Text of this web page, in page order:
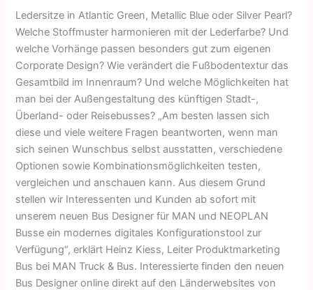
Ledersitze in Atlantic Green, Metallic Blue oder Silver Pearl?
Welche Stoffmuster harmonieren mit der Lederfarbe? Und
welche Vorhänge passen besonders gut zum eigenen
Corporate Design? Wie verändert die Fußbodentextur das
Gesamtbild im Innenraum? Und welche Möglichkeiten hat
man bei der Außengestaltung des künftigen Stadt-,
Überland- oder Reisebusses? „Am besten lassen sich
diese und viele weitere Fragen beantworten, wenn man
sich seinen Wunschbus selbst ausstatten, verschiedene
Optionen sowie Kombinationsmöglichkeiten testen,
vergleichen und anschauen kann. Aus diesem Grund
stellen wir Interessenten und Kunden ab sofort mit
unserem neuen Bus Designer für MAN und NEOPLAN
Busse ein modernes digitales Konfigurationstool zur
Verfügung“, erklärt Heinz Kiess, Leiter Produktmarketing
Bus bei MAN Truck & Bus. Interessierte finden den neuen
Bus Designer online direkt auf den Länderwebsites von